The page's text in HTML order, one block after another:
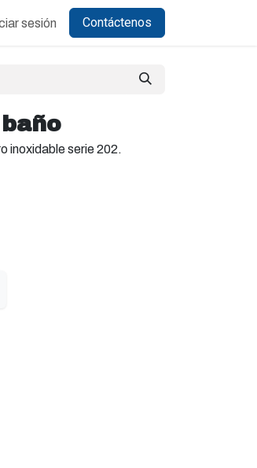
sesión Contáctenos
inoxidable serie 202.